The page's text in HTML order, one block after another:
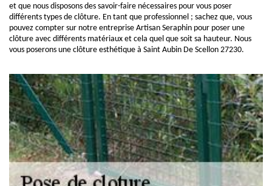
et que nous disposons des savoir-faire nécessaires pour vous poser
différents types de clôture. En tant que professionnel ; sachez que, vous
pouvez compter sur notre entreprise Artisan Seraphin pour poser une
clôture avec différents matériaux et cela quel que soit sa hauteur. Nous
vous poserons une clôture esthétique à Saint Aubin De Scellon 27230.